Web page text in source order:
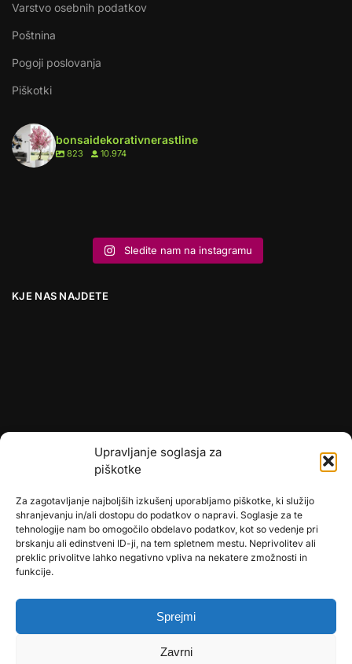
Upravljanje soglasja za
piškotke
Za zagotavljanje najboljših izkušenj uporabljamo piškotke, ki služijo
shranjevanju in/ali dostopu do podatkov o napravi. Soglasje za te
tehnologije nam bo omogočilo obdelavo podatkov, kot so vedenje pri
brskanju ali edinstveni ID-ji, na tem spletnem mestu. Neprivolitev ali
preklic privolitve lahko negativno vpliva na nekatere zmožnosti in
funkcije.
Sprejmi
Zavrni
Prodajalna v Trzinu bo od 1.8. do 9.8.2026 ZAPRTA!
Varstvo osebnih podatkov
Poštnina
Pogoji poslovanja
Piškotki
bonsaidekorativnerastline
823 10.974
Sledite nam na instagramu
KJE NAS NAJDETE
🎄umetne-jelke.si
🇩🇪bonsai-kunstblumen.de